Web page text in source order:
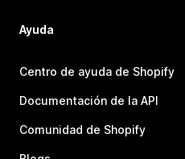
Ayuda
Centro de ayuda de Shopify
Documentación de la API
Comunidad de Shopify